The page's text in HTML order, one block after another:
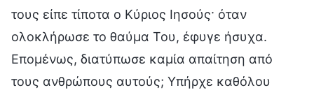
τους είπε τίποτα ο Κύριος Ιησούς· όταν
ολοκλήρωσε το θαύμα Του, έφυγε ήσυχα.
Επομένως, διατύπωσε καμία απαίτηση από
τους ανθρώπους αυτούς; Υπήρχε καθόλου